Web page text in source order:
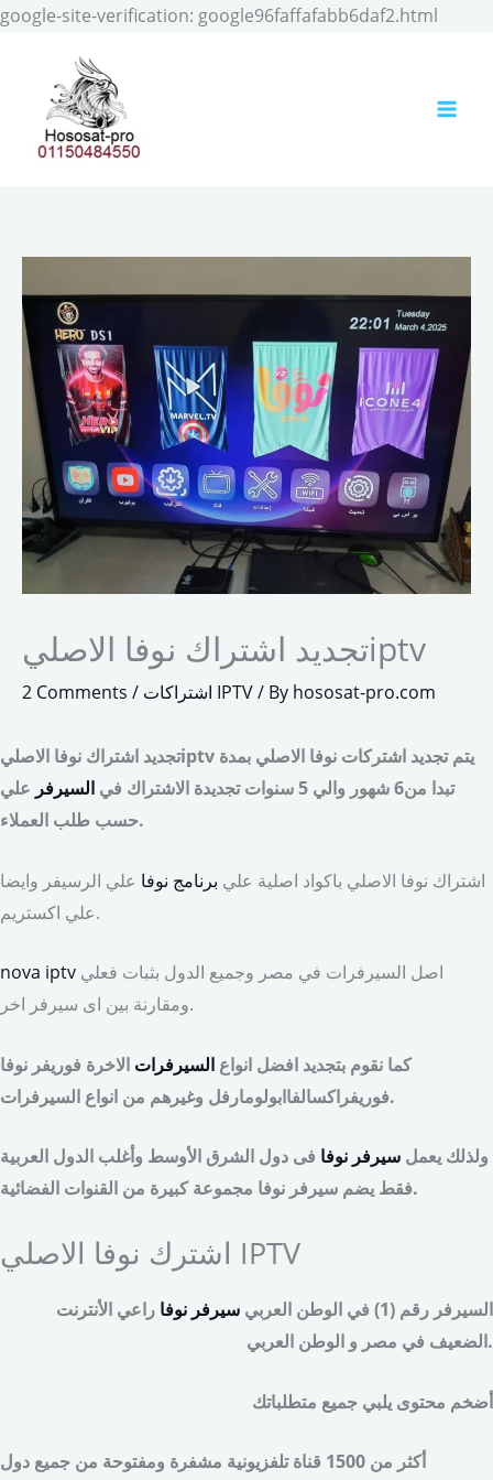
google-site-verification: google96faffafabb6daf2.html
تجديد اشتراك نوفا الاصليiptv
2 Comments / اشتراكات IPTV/ By hososat-pro.com
تجديد اشتراك نوفا الاصليiptv يتم تجديد اشتركات نوفا الاصلي بمدة
تبدا من6 شهور والي 5 سنوات تجديدة الاشتراك في
السيرفر علي
حسب طلب العملاء.
اشتراك نوفا الاصلي باكواد اصلية علي برنامج نوفا علي الرسيفر وايضا
علي اكستريم.
nova iptv اصل السيرفرات في مصر وجميع الدول بثبات فعلي
ومقارنة بين اى سيرفر اخر.
كما نقوم بتجديد افضل انواع السيرفرات الاخرة فوريفر نوفا
فوريفراكسالفاابولومارفل وغيرهم من انواع السيرفرات.
ولذلك يعمل سيرفر نوفا فى دول الشرق الأوسط وأغلب الدول العربية
فقط يضم سيرفر نوفا مجموعة كبيرة من القنوات الفضائية.
اشترك نوفا الاصلي IPTV
السيرفر رقم (1) في الوطن العربي سيرفر نوفا راعي الأنترنت
الضعيف في مصر و الوطن العربي.
أضخم محتوى يلبي جميع متطلباتك
أكثر من 1500 قناة تلفزيونية مشفرة ومفتوحة من جميع دول